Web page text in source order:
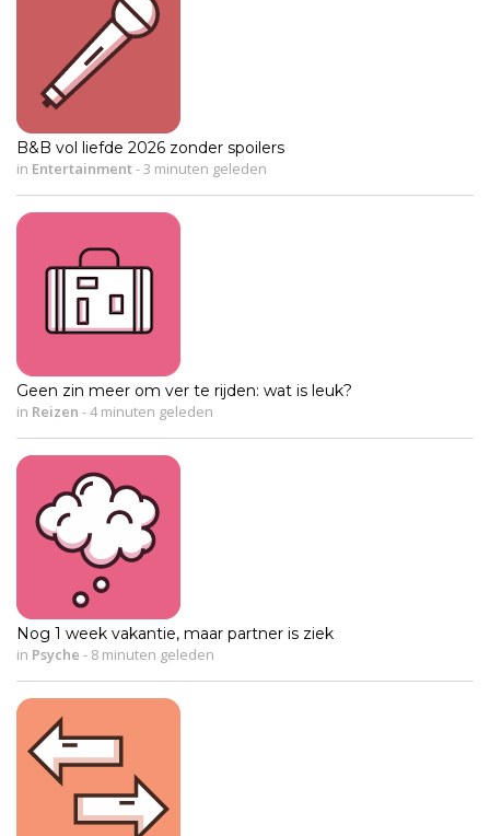
B&B vol liefde 2026 zonder spoilers
in Entertainment- 3 minuten geleden
Geen zin meer om ver te rijden: wat is leuk?
in Reizen -4 minuten geleden
Nog 1 week vakantie, maar partner is ziek
in Psyche - 8 minuten geleden